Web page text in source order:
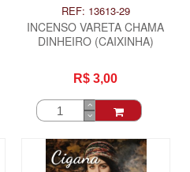
REF: 13613-29
INCENSO VARETA CHAMA
DINHEIRO (CAIXINHA)
R$ 3,00